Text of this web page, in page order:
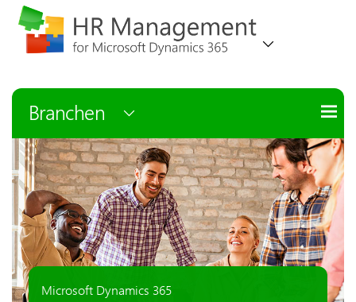
Branchen
Microsoft Dynamics 365